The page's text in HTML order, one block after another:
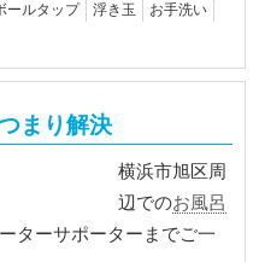
ールタップ 浮き玉
お手洗い
まり解決
横浜市旭区周
辺でのお風呂
ターサポーターまでご一